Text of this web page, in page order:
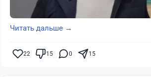
Читать дальше →
22 15 0 15